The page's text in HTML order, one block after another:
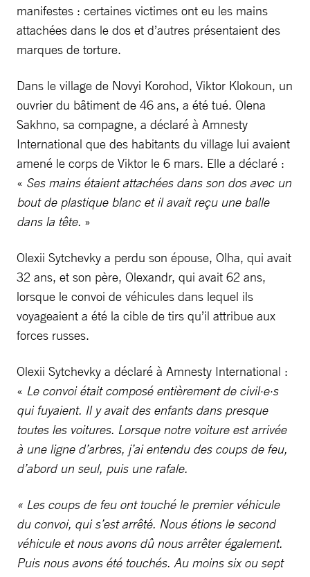
manifestes : certaines victimes ont eu les mains
attachées dans le dos et d’autres présentaient des
marques de torture.
Dans le village de Novyi Korohod, Viktor Klokoun, un
ouvrier du bâtiment de 46 ans, a été tué. Olena
Sakhno, sa compagne, a déclaré à Amnesty
International que des habitants du village lui avaient
amené le corps de Viktor le 6 mars. Elle a déclaré :
« Ses mains étaient attachées dans son dos avec un
bout de plastique blanc et il avait reçu une balle
dans la tête. »
Olexii Sytchevky a perdu son épouse, Olha, qui avait
32 ans, et son père, Olexandr, qui avait 62 ans,
lorsque le convoi de véhicules dans lequel ils
voyageaient a été la cible de tirs qu’il attribue aux
forces russes.
Olexii Sytchevky a déclaré à Amnesty International :
« Le convoi était composé entièrement de civil·e·s
qui fuyaient. Il y avait des enfants dans presque
toutes les voitures. Lorsque notre voiture est arrivée
à une ligne d’arbres, j’ai entendu des coups de feu,
d’abord un seul, puis une rafale.
« Les coups de feu ont touché le premier véhicule
du convoi, qui s’est arrêté. Nous étions le second
véhicule et nous avons dû nous arrêter également.
Puis nous avons été touchés. Au moins six ou sept